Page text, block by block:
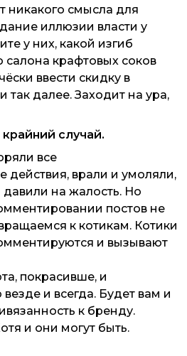
никакого смысла для
иллюзии власти у
у них, какой изгиб
салона крафтовых соков
ввести скидку в
далее. Заходит на ура,
случай.
все
врали и умоляли,
на жалость. Но
постов не
к котикам. Котики
и вызывают
покрасивше, и
и всегда. Будет вам и
к бренду.
и они могут быть.